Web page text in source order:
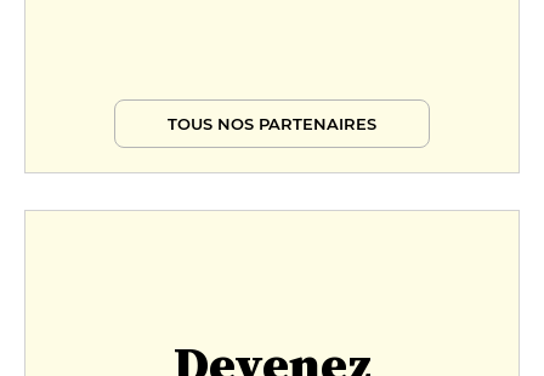
TOUS NOS PARTENAIRES